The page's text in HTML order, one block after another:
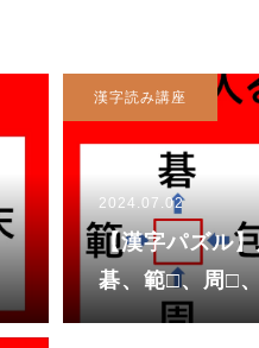
漢字読み講座
2024.07.02
【漢字パズル
碁、範□、周□
は？